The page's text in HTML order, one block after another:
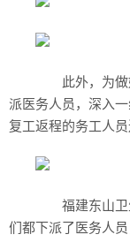
此外，为做
派医务人员，深入
复工返程的务工人
福建东山卫
们都下派了医务人